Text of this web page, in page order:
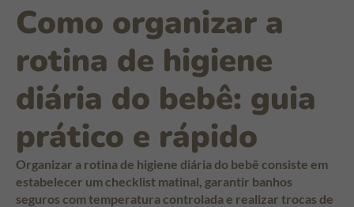
Como organizar a
rotina de higiene
diária do bebê: guia
prático e rápido
Organizar a rotina de higiene diária do bebê consiste em
estabelecer um checklist matinal, garantir banhos
seguros com temperatura controlada e realizar trocas de